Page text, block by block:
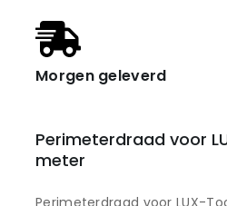
Morgen geleverd
Perimeterdraad voor
meter